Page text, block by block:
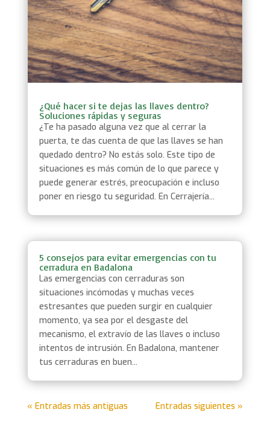
¿Qué hacer si te dejas las llaves dentro?
Soluciones rápidas y seguras
¿Te ha pasado alguna vez que al cerrar la
puerta, te das cuenta de que las llaves se han
quedado dentro? No estás solo. Este tipo de
situaciones es más común de lo que parece y
puede generar estrés, preocupación e incluso
poner en riesgo tu seguridad. En Cerrajería...
5 consejos para evitar emergencias con tu
cerradura en Badalona
Las emergencias con cerraduras son
situaciones incómodas y muchas veces
estresantes que pueden surgir en cualquier
momento, ya sea por el desgaste del
mecanismo, el extravío de las llaves o incluso
intentos de intrusión. En Badalona, mantener
tus cerraduras en buen...
« Entradas más antiguas Entradas siguientes »